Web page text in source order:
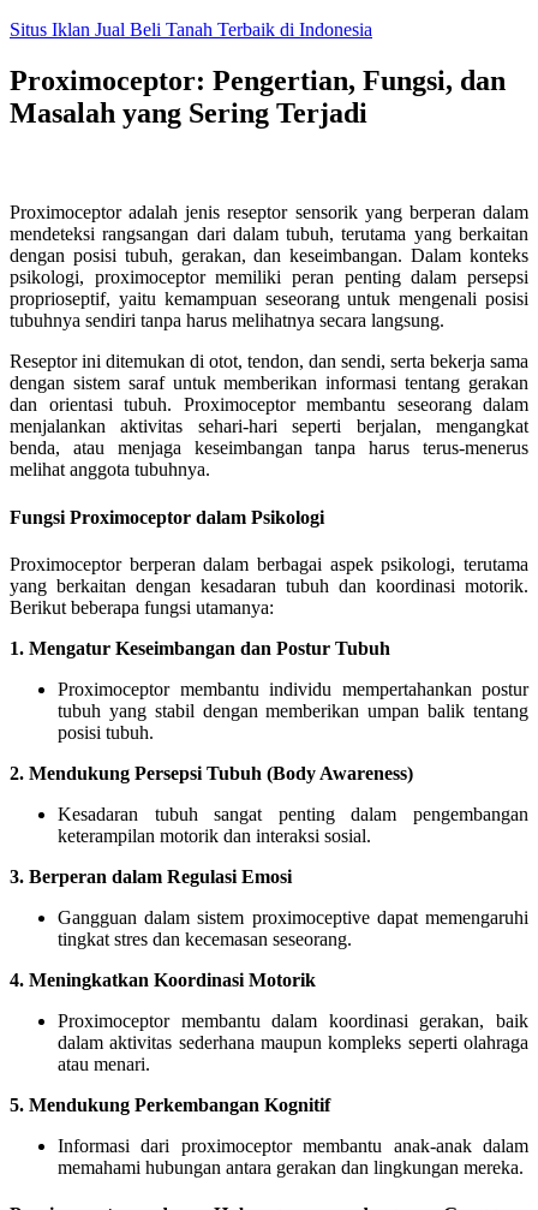
Skip
content
Situs Iklan Jual Beli Tanah Terbaik di Indonesia
Proximoceptor: Pengertian, Fungsi, dan
Masalah yang Sering Terjadi
Proximoceptor adalah jenis reseptor sensorik yang berperan dalam
mendeteksi rangsangan dari dalam tubuh, terutama yang berkaitan
dengan posisi tubuh, gerakan, dan keseimbangan. Dalam konteks
psikologi, proximoceptor memiliki peran penting dalam persepsi
proprioseptif, yaitu kemampuan seseorang untuk mengenali posisi
tubuhnya sendiri tanpa harus melihatnya secara langsung.
Reseptor ini ditemukan di otot, tendon, dan sendi, serta bekerja sama
dengan sistem saraf untuk memberikan informasi tentang gerakan
dan orientasi tubuh. Proximoceptor membantu seseorang dalam
menjalankan aktivitas sehari-hari seperti berjalan, mengangkat
benda, atau menjaga keseimbangan tanpa harus terus-menerus
melihat anggota tubuhnya.
Fungsi Proximoceptor dalam Psikologi
Proximoceptor berperan dalam berbagai aspek psikologi, terutama
yang berkaitan dengan kesadaran tubuh dan koordinasi motorik.
Berikut beberapa fungsi utamanya:
1. Mengatur Keseimbangan dan Postur Tubuh
Proximoceptor membantu individu mempertahankan postur
tubuh yang stabil dengan memberikan umpan balik tentang
posisi tubuh.
2. Mendukung Persepsi Tubuh (Body Awareness)
Kesadaran tubuh sangat penting dalam pengembangan
keterampilan motorik dan interaksi sosial.
3. Berperan dalam Regulasi Emosi
Gangguan dalam sistem proximoceptive dapat memengaruhi
tingkat stres dan kecemasan seseorang.
4. Meningkatkan Koordinasi Motorik
Proximoceptor membantu dalam koordinasi gerakan, baik
dalam aktivitas sederhana maupun kompleks seperti olahraga
atau menari.
5. Mendukung Perkembangan Kognitif
Informasi dari proximoceptor membantu anak-anak dalam
memahami hubungan antara gerakan dan lingkungan mereka.